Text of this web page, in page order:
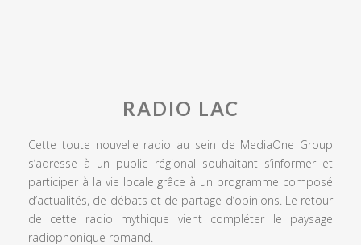
RADIO LAC
Cette toute nouvelle radio au sein de MediaOne Group
s’adresse à un public régional souhaitant s’informer et
participer à la vie locale grâce à un programme composé
d’actualités, de débats et de partage d’opinions. Le retour
de cette radio mythique vient compléter le paysage
radiophonique romand.